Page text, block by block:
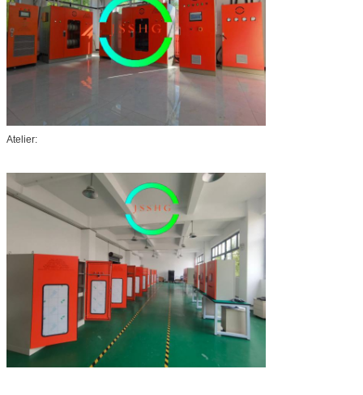
Atelier: